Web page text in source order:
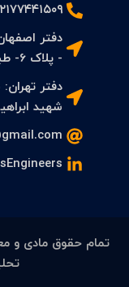
دفتر
- پلاک 6- طبقه 3
دفتر
شهید ابراهیم
تمام حقوق مادی و